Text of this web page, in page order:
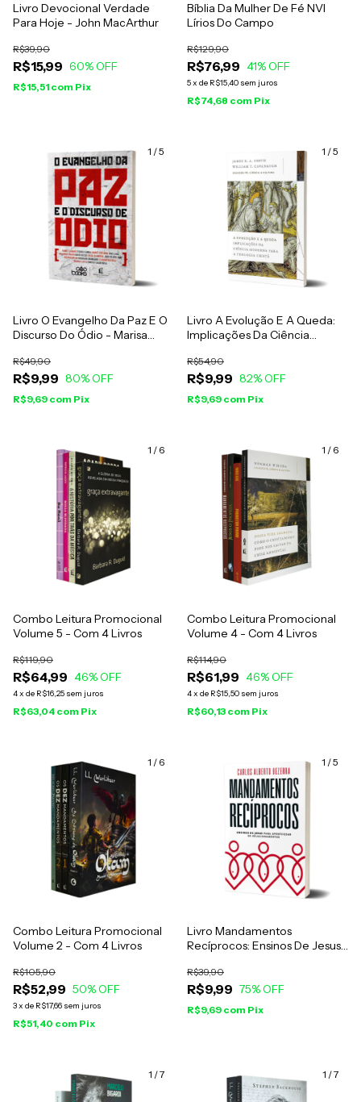
Livro Devocional Verdade
Para Hoje - John MacArthur
R$15,99
R$39,90
60% OFF
R$15,51 com Pix
Bíblia Da Mulher De Fé NVI
Lírios Do Campo
R$76,99
R$129,90
41% OFF
5x de R$15,40 sem juros
R$74,68 com Pix
1 /5
Livro O Evangelho Da Paz E O
Discurso Do Ódio - Marisa
R$9,99
R$49,90
80% OFF
R$9,69 com Pix
1 /5
Livro A Evolução E A Queda:
Implicações Da Ciência
Cristã - James K. A. Smith
R$9,99
R$54,90
82% OFF
R$9,69 com Pix
1 / 6
Combo Leitura Promocional
Volume 5 - Com 4 Livros
R$64,99
R$119,90
46% OFF
4x de R$16,25 sem juros
R$63,04 com Pix
1 / 6
Combo Leitura Promocional
Volume 4 - Com 4 Livros
R$61,99
R$114,90
46% OFF
4x de R$15,50 sem juros
R$60,13 com Pix
1 / 6
Combo Leitura Promocional
Volume 2 - Com 4 Livros
R$52,99
R$105,90
50% OFF
3x de R$17,66 sem juros
R$51,40 com Pix
1 /5
Livro Mandamentos
Recíprocos: Ensinos De Jesus
Relacionamentos - Carlos
Alberto Bezerra
R$9,99
R$39,90
75% OFF
R$9,69 com Pix
1 /7 1 /7